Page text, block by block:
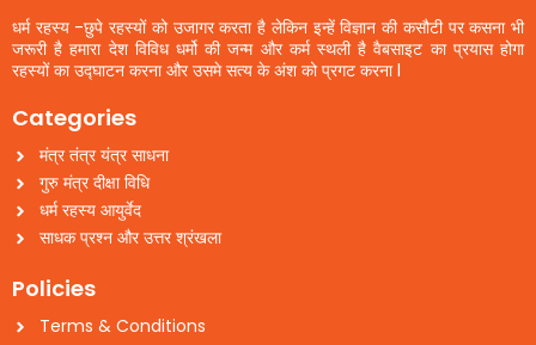
धर्म रहस्य -छुपे रहस्यों को उजागर करता है लेकिन इन्हें विज्ञान की कसौटी पर कसना भी
जरूरी है हमारा देश विविध धर्मो की जन्म और कर्म स्थली है वैबसाइट का प्रयास होगा
रहस्यों का उद्घाटन करना और उसमे सत्य के अंश को प्रगट करना l
Categories
मंत्र तंत्र यंत्र साधना
गुरु मंत्र दीक्षा विधि
धर्म रहस्य आयुर्वेद
साधक प्रश्न और उत्तर श्रंखला
Policies
Terms & Conditions